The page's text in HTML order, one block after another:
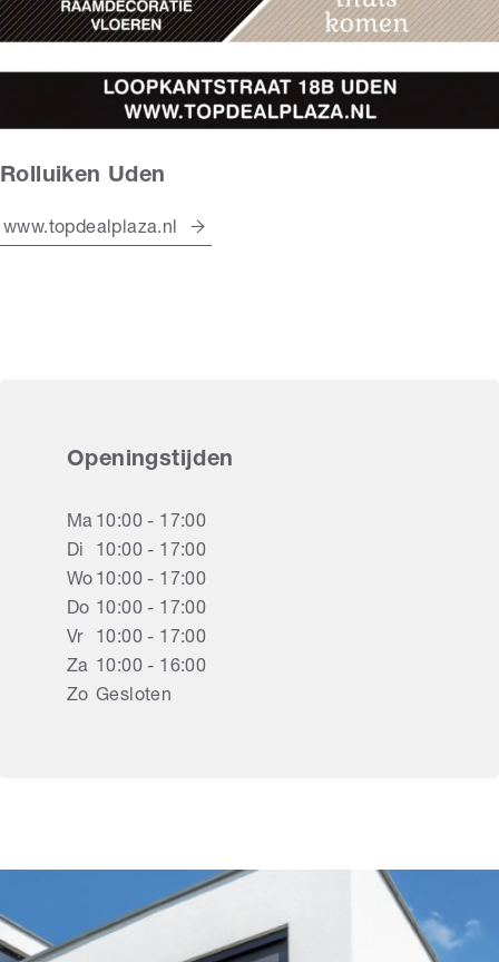
Rolluiken Uden
www.topdealplaza.nl
Openingstijden
Ma 10:00 - 17:00
Di
10:00 - 17:00
Wo 10:00 - 17:00
Do
10:00 - 17:00
Vr
10:00 - 17:00
Za
10:00 - 16:00
Zo Gesloten